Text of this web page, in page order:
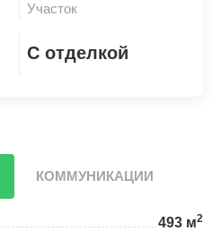
Участок
С отделкой
КОММУНИКАЦИИ
493 м2